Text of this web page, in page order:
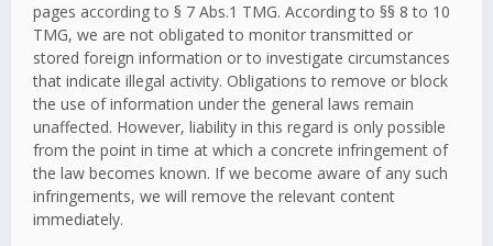
pages according to § 7 Abs.1 TMG. According to §§ 8 to 10
TMG, we are not obligated to monitor transmitted or
stored foreign information or to investigate circumstances
that indicate illegal activity. Obligations to remove or block
the use of information under the general laws remain
unaffected. However, liability in this regard is only possible
from the point in time at which a concrete infringement of
the law becomes known. If we become aware of any such
infringements, we will remove the relevant content
immediately.